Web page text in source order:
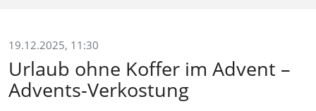
19.12.2025, 11:30
Urlaub ohne Koffer im Advent –
Advents-Verkostung